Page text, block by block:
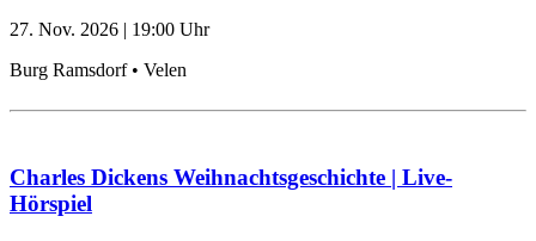
27. Nov. 2026 | 19:00 Uhr
Burg Ramsdorf • Velen
Charles Dickens Weihnachtsgeschichte | Live-
Hörspiel